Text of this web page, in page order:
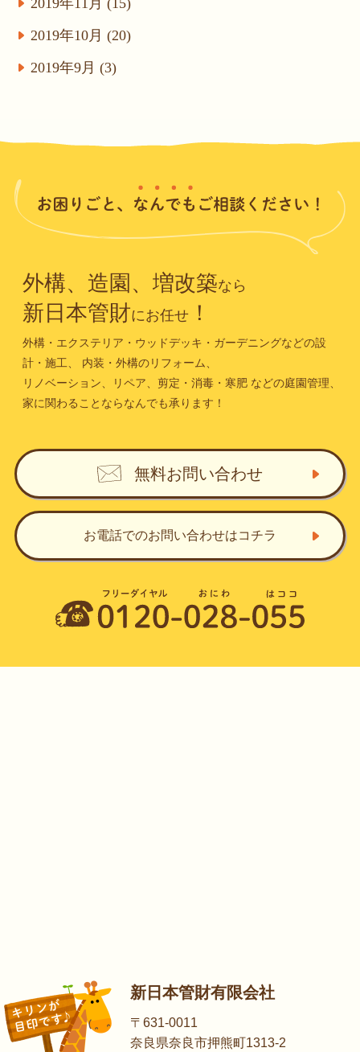
2019年11月 (15)
2019年10月 (20)
2019年9月 (3)
外構、造園、増改築なら
新日本管財にお任せ！
外構・エクステリア・ウッドデッキ・ガーデニングなどの設
計・施工、
内装・外構のリフォーム、
リノベーション、リペア、剪定・消毒・寒肥などの庭園管理、
家に関わることならなんでも承ります！
無料お問い合わせ
お電話でのお問い合わせはコチラ
新日本管財有限会社
〒631-0011
奈良県奈良市押熊町1313-2